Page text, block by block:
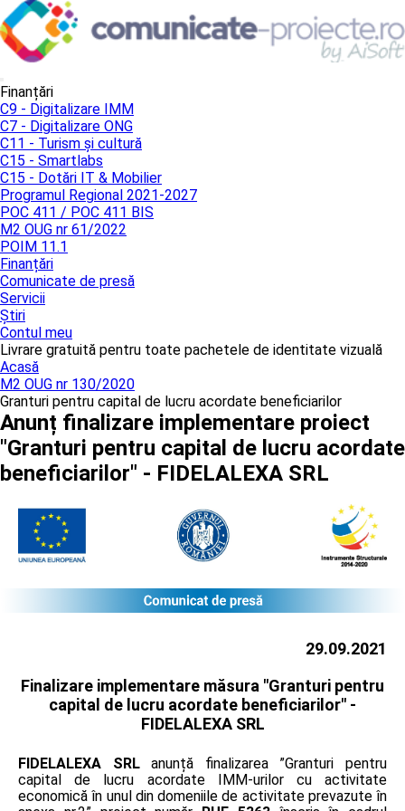
Finanțări
C9 - Digitalizare IMM
C7 - Digitalizare ONG
C11 - Turism și cultură
C15 - Smartlabs
C15 - Dotări IT & Mobilier
Programul Regional 2021-2027
POC 411 / POC 411 BIS
M2 OUG nr 61/2022
POIM 11.1
Finanțări
Comunicate de presă
Servicii
Știri
Contul meu
Livrare gratuită pentru toate pachetele de identitate vizuală
Acasă
M2 OUG nr 130/2020
Granturi pentru capital de lucru acordate beneficiarilor
Anunț finalizare implementare proiect
"Granturi pentru capital de lucru acordate
beneficiarilor" - FIDELALEXA SRL
29.09.2021
Finalizare implementare măsura "Granturi pentru
capital de lucru acordate beneficiarilor" -
FIDELALEXA SRL
FIDELALEXA SRLanunță finalizarea ”Granturi pentru
capital de lucru acordate IMM-urilor cu activitate
economică în unul din domeniile de activitate prevazute în